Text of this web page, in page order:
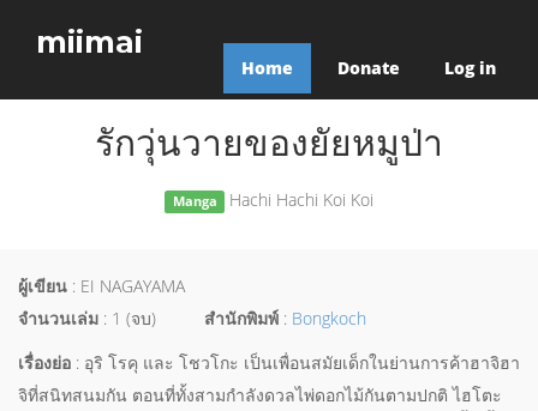
miimai
Home Donate Log in
รักวุ่นวายของยัยหมูป่า
Manga Hachi Hachi Koi Koi
ผู้เขียน : EI NAGAYAMA
จำนวนเล่ม : 1 (จบ) สำนักพิมพ์ : Bongkoch
เรื่องย่อ : อุริ โรคุ และ โชวโกะ เป็นเพื่อนสมัยเด็กในย่านการค้าฮาจิฮา
จิที่สนิทสนมกัน ตอนที่ทั้งสามกำลังดวลไพ่ดอกไม้กันตามปกติ ไฮโตะ